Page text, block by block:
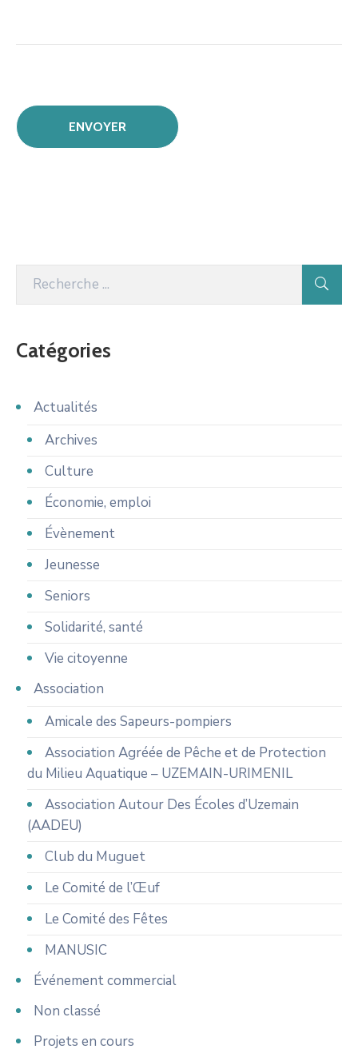
Catégories
Actualités
Archives
Culture
Économie, emploi
Évènement
Jeunesse
Seniors
Solidarité, santé
Vie citoyenne
Association
Amicale des Sapeurs-pompiers
Association Agréée de Pêche et de Protection
du Milieu Aquatique – UZEMAIN-URIMENIL
Association Autour Des Écoles d’Uzemain
(AADEU)
Club du Muguet
Le Comité de l’Œuf
Le Comité des Fêtes
MANUSIC
Événement commercial
Non classé
Projets en cours